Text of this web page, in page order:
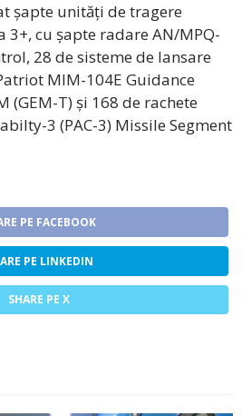
șapte unități de tragere
cu șapte radare AN/MPQ-
28 de sisteme de lansare
MIM-104E Guidance
(GEM-T) și 168 de rachete
3 (PAC-3) Missile Segment
PE FACEBOOK
PE LINKEDIN
SHARE PE X